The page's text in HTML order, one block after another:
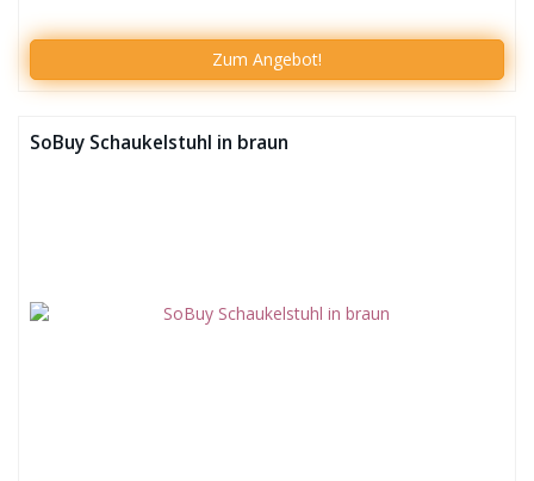
Zum Angebot!
SoBuy Schaukelstuhl in braun